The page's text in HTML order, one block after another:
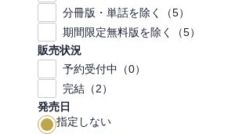
分冊版・単話を除く（5）
期間限定無料版を除く（5）
販売状況
予約受付中（0）
完結（2）
発売日
指定しない